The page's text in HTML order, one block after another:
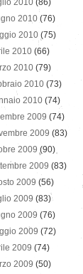
2010 (86)
2010 (76)
2010 (75)
2010 (66)
2010 (79)
2010 (73)
2010 (74)
2009 (74)
2009 (83)
2009 (90)
2009 (83)
2009 (56)
2009 (83)
2009 (76)
2009 (72)
2009 (74)
2009 (50)